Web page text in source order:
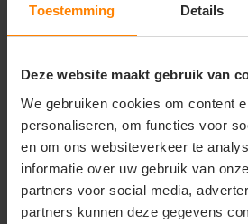
Toestemming Details
Deze website maakt gebruik van
We gebruiken cookies om content
personaliseren, om functies voor
en om ons websiteverkeer te
informatie over uw gebruik van
partners voor social media,
partners kunnen deze gegevens
Gerelateerde producten